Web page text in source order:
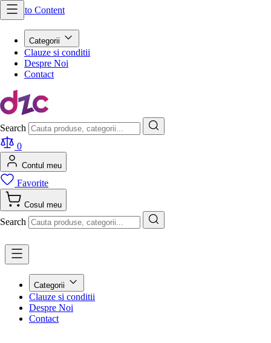
Skip to Content
Categorii
Clauze si conditii
Despre Noi
Contact
Search
0
Contul meu
Favorite
Cosul meu
Search
Categorii
Clauze si conditii
Despre Noi
Contact